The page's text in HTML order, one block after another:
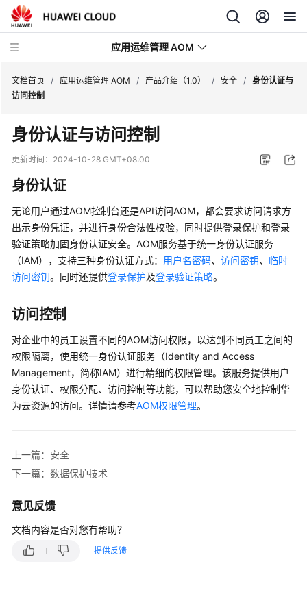
应用运维管理 AOM
最
新
动
品
介
绍
计
说
明
快
速
入
门
指
南
最
佳
实
践
文档首页 / 应用运维管理 AOM / 产品介绍（1.0） / 安全 / 身份认证与
访问控制
身份认证与访问控制
更新时间： 2024-10-28 GMT+08:00
身份认证
无论用户通过AOM控制台还是API访问AOM，都会要求访问请求方
出示身份凭证，并进行身份合法性校验，同时提供登录保护和登录
验证策略加固身份认证安全。AOM服务基于统一身份认证服务
（IAM），支持三种身份认证方式： 用户名密码、 访问密钥、 临时
访问密钥。同时还提供登录保护及登录验证策略。
访问控制
对企业中的员工设置不同的AOM访问权限，以达到不同员工之间的
权限隔离，使用统一身份认证服务（Identity and Access
Management，简称IAM）进行精细的权限管理。该服务提供用户
身份认证、权限分配、访问控制等功能，可以帮助您安全地控制华
为云资源的访问。详情请参考AOM权限管理。
上一篇：安全
下一篇：数据保护技术
意见反馈
文档内容是否对您有帮助？
提供反馈